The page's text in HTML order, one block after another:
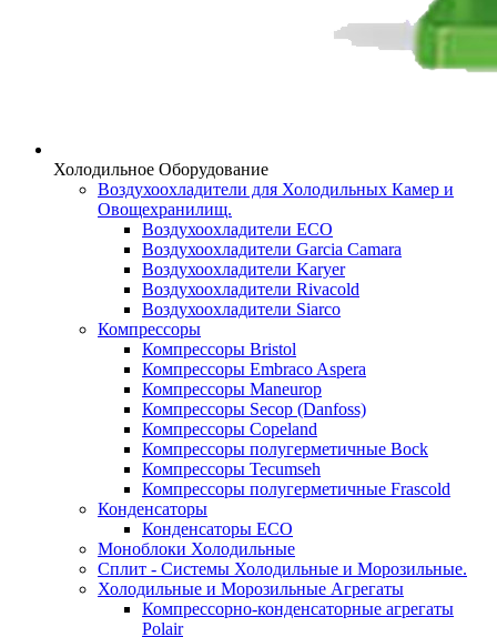
Холодильное Оборудование
Воздухоохладители для Холодильных Камер и
Овощехранилищ.
Воздухоохладители ECO
Воздухоохладители Garcia Camara
Воздухоохладители Karyer
Воздухоохладители Rivacold
Воздухоохладители Siarco
Компрессоры
Компрессоры Bristol
Компрессоры Embraco Aspera
Компрессоры Maneurop
Компрессоры Secop (Danfoss)
Компрессоры Copeland
Компрессоры полугерметичные Bock
Компрессоры Tecumseh
Компрессоры полугерметичные Frascold
Конденсаторы
Конденсаторы ECO
Моноблоки Холодильные
Сплит - Системы Холодильные и Морозильные.
Холодильные и Морозильные Агрегаты
Компрессорно-конденсаторные агрегаты
Polair